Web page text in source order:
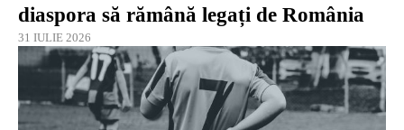
diaspora să rămână legați de România
31 IULIE 2026